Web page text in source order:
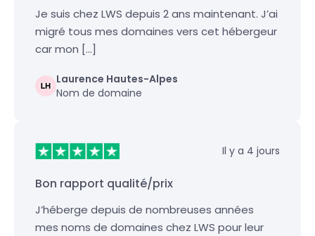
Je suis chez LWS depuis 2 ans maintenant. J’ai
migré tous mes domaines vers cet hébergeur
car mon […]
Laurence Hautes-Alpes
Nom de domaine
Il y a 4 jours
Bon rapport qualité/prix
J’héberge depuis de nombreuses années
mes noms de domaines chez LWS pour leur